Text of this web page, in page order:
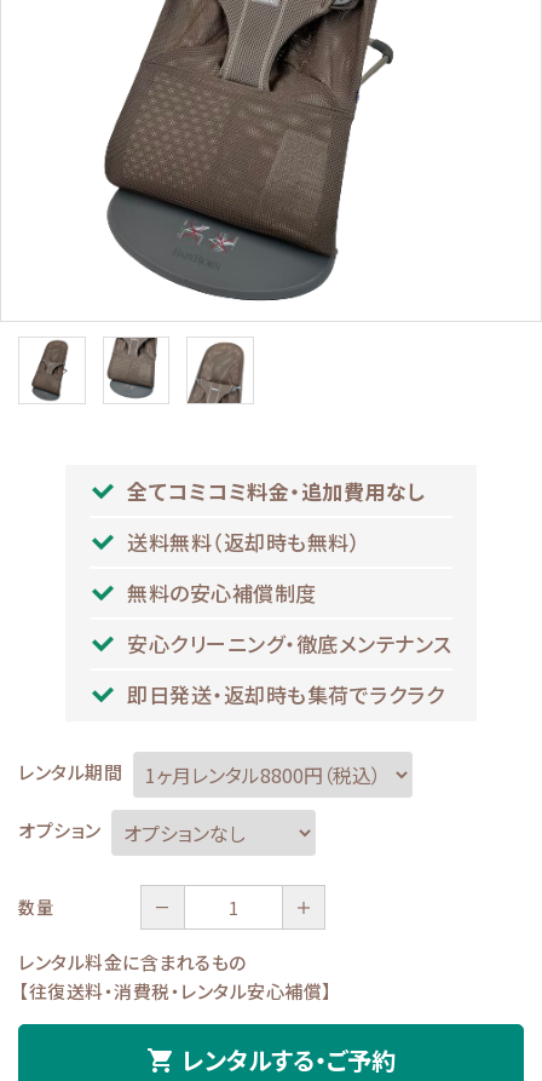
特定商取引法表示
プライバシーポリシー
全てコミコミ料金・追加費用なし
送料無料（返却時も無料）
無料の安心補償制度
安心クリーニング・徹底メンテナンス
即日発送・返却時も集荷でラクラク
レンタル期間
オプション
数量 － ＋
レンタル料金に含まれるもの
【往復送料・消費税・レンタル安心補償】
shopping_cart レンタルする・ご予約